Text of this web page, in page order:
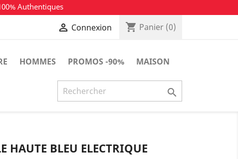
Authentiques
 Connexion shopping_cart Panier (0)
HOMMES PROMOS -90% MAISON

HAUTE BLEU ELECTRIQUE